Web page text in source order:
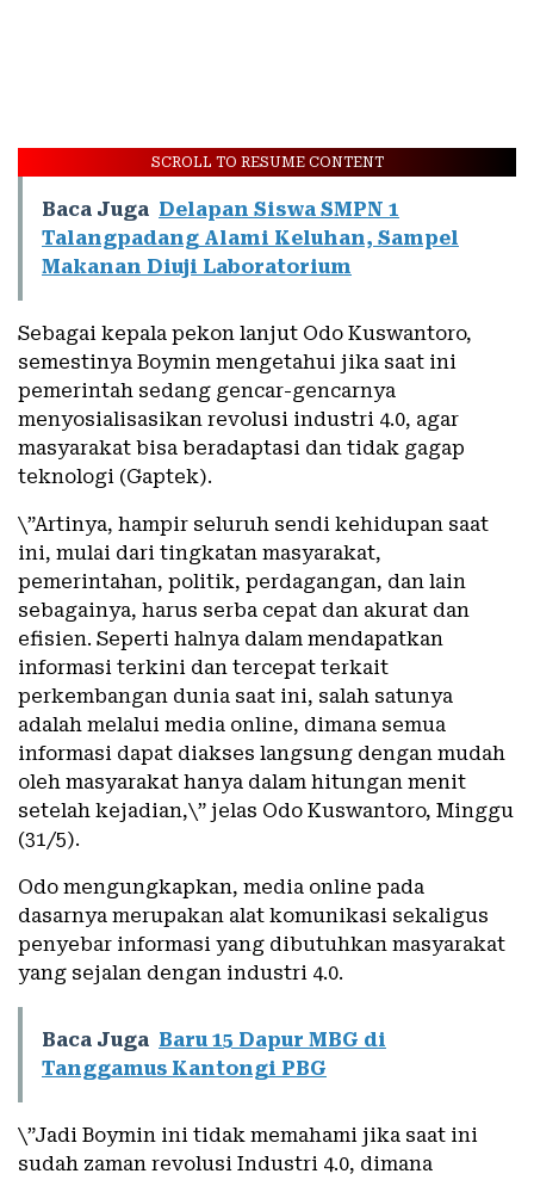
SCROLL TO RESUME CONTENT
Baca Juga Delapan Siswa SMPN 1
Talangpadang Alami Keluhan, Sampel
Makanan Diuji Laboratorium
Sebagai kepala pekon lanjut Odo Kuswantoro,
semestinya Boymin mengetahui jika saat ini
pemerintah sedang gencar-gencarnya
menyosialisasikan revolusi industri 4.0, agar
masyarakat bisa beradaptasi dan tidak gagap
teknologi (Gaptek).
\”Artinya, hampir seluruh sendi kehidupan saat
ini, mulai dari tingkatan masyarakat,
pemerintahan, politik, perdagangan, dan lain
sebagainya, harus serba cepat dan akurat dan
efisien. Seperti halnya dalam mendapatkan
informasi terkini dan tercepat terkait
perkembangan dunia saat ini, salah satunya
adalah melalui media online, dimana semua
informasi dapat diakses langsung dengan mudah
oleh masyarakat hanya dalam hitungan menit
setelah kejadian,\” jelas Odo Kuswantoro, Minggu
(31/5).
Odo mengungkapkan, media online pada
dasarnya merupakan alat komunikasi sekaligus
penyebar informasi yang dibutuhkan masyarakat
yang sejalan dengan industri 4.0.
Baca Juga Baru 15 Dapur MBG di
Tanggamus Kantongi PBG
\”Jadi Boymin ini tidak memahami jika saat ini
sudah zaman revolusi Industri 4.0, dimana